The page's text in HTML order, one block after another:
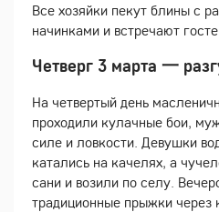
Все хозяйки пекут блины с
начинками и встречают
Четверг 3 марта 一
На четвертый день
проходили кулачные бои,
силе и ловкости. Девушки
катались на качелях, а
сани и возили по селу.
традиционные прыжки через